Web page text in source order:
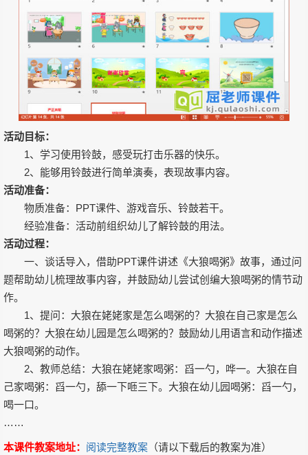
活动目标：
1、学习使用铃鼓，感受玩打击乐器的快乐。
2、能够用铃鼓进行简单演奏，表现故事内容。
活动准备：
物质准备：PPT课件、游戏音乐、铃鼓若干。
经验准备：活动前组织幼儿了解铃鼓的用法。
活动过程：
一、谈话导入，借助PPT课件讲述《大狼喝粥》故事，通过问
题帮助幼儿梳理故事内容，并鼓励幼儿尝试创编大狼喝粥的情节动
作。
1、提问：大狼在姥姥家是怎么喝粥的？大狼在自己家是怎么
喝粥的？大狼在幼儿园是怎么喝粥的？鼓励幼儿用语言和动作描述
大狼喝粥的动作。
2、教师总结：大狼在姥姥家喝粥：舀一勺，哗一。大狼在自
己家喝粥：舀一勺，舔一下咂三下。大狼在幼儿园喝粥：舀一勺，
喝一口。
……
本课件教案地址： 阅读完整教案 （请以下载后的教案为准）